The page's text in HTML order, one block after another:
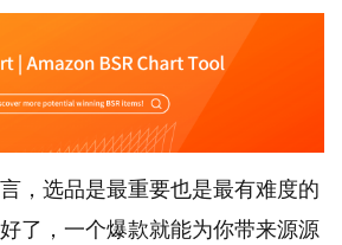
，选品是最重要也是最有难度的
了，一个爆款就能为你带来源源